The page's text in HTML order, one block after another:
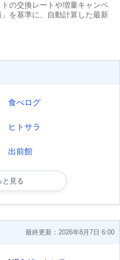
の交換レートや増量キャンペ
を基準に、自動計算した最新
食べログ
ヒトサラ
出前館
と見る
最終更新：2026年8月7日 6:00